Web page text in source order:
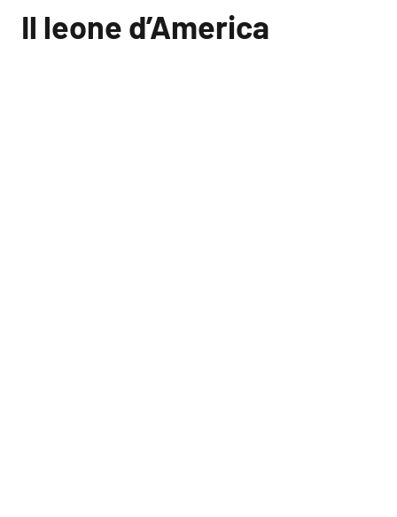
Il leone d’America